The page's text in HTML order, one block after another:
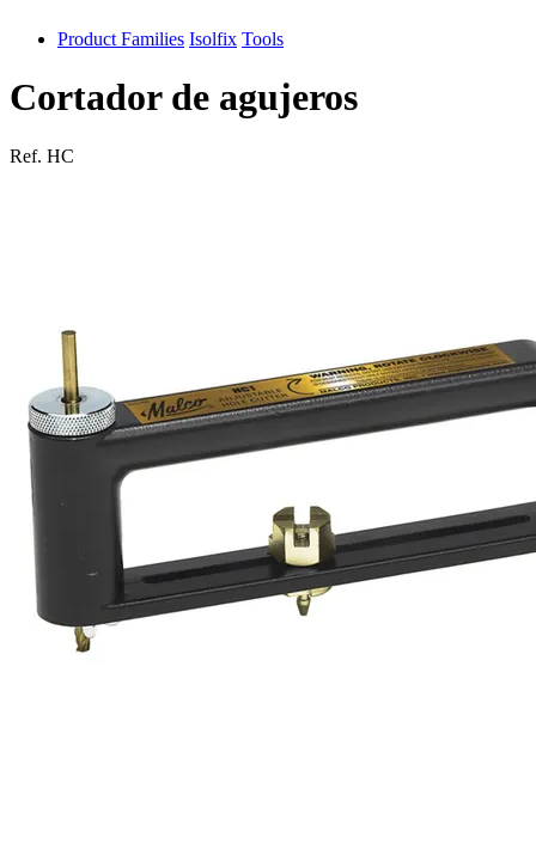
antivib
isolfix
Product Families Isolfix Tools
Cortador de agujeros
Ref. HC